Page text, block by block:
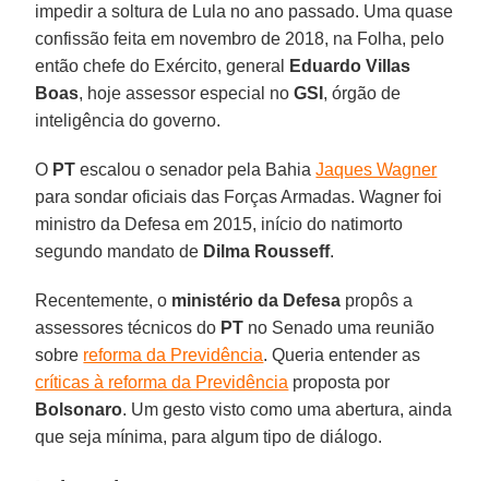
impedir a soltura de Lula no ano passado. Uma quase
confissão feita em novembro de 2018, na Folha, pelo
então chefe do Exército, general
Eduardo Villas
Boas, hoje assessor especial noGSI , órgão de
inteligência do governo.
O PT escalou o senador pela BahiaJaques Wagner
para sondar oficiais das Forças Armadas. Wagner foi
ministro da Defesa em 2015, início do natimorto
segundo mandato de Dilma Rousseff.
Recentemente, o ministério da Defesa propôs a
assessores técnicos do PT no Senado uma reunião
sobre reforma da Previdência. Queria entender as
críticas à reforma da Previdência proposta por
Bolsonaro. Um gesto visto como uma abertura, ainda
que seja mínima, para algum tipo de diálogo.